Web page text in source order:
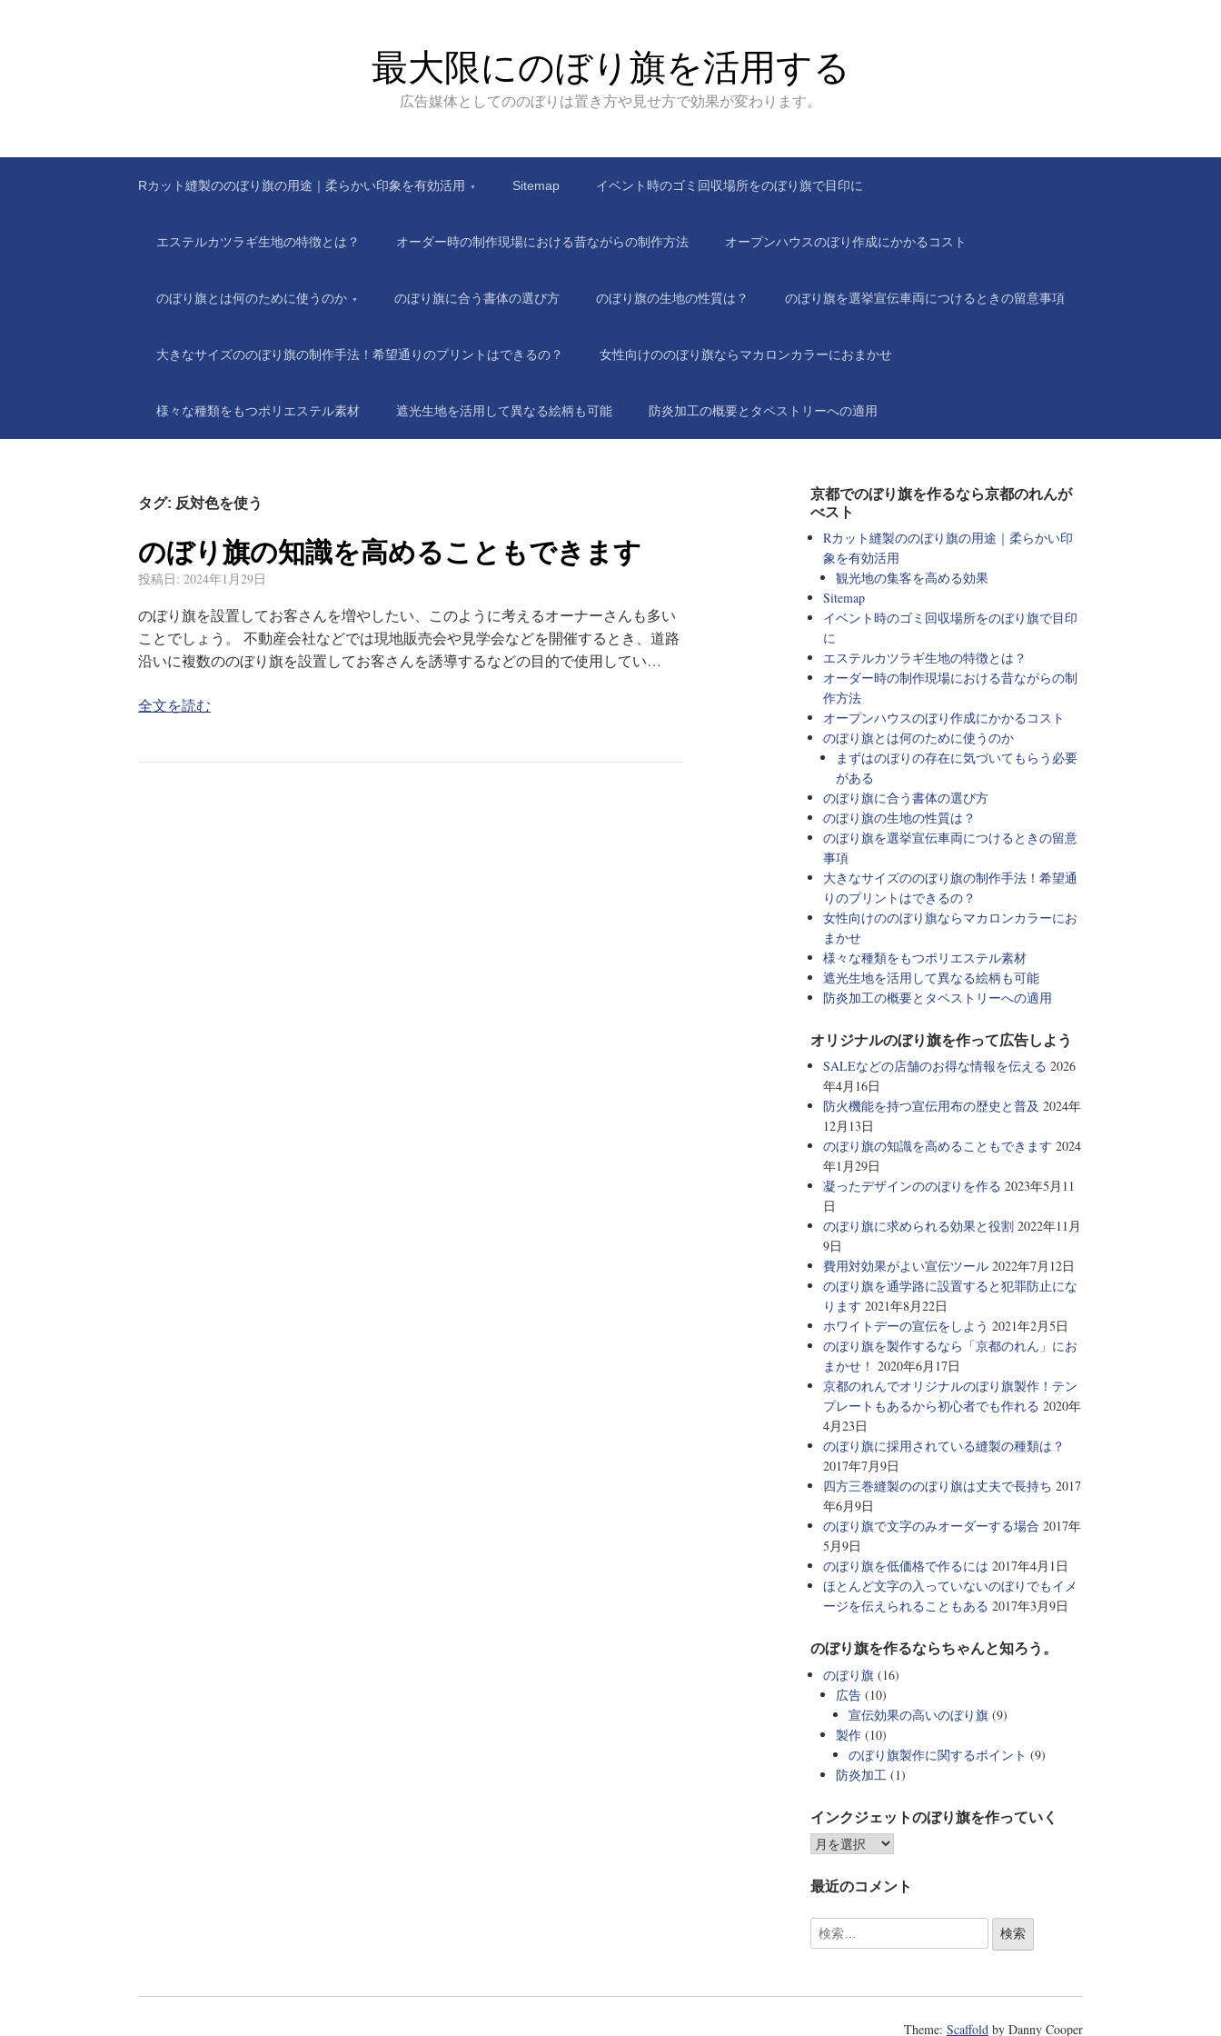
最大限にのぼり旗を活用する
広告媒体としてののぼりは置き方や見せ方で効果が変わります。
Rカット縫製ののぼり旗の用途｜柔らかい印象を有効活用 Sitemap イベント時のゴミ回収場所をのぼり旗で目印に
エステルカツラギ生地の特徴とは？ オーダー時の制作現場における昔ながらの制作方法 オープンハウスのぼり作成にかかるコスト
のぼり旗とは何のために使うのか のぼり旗に合う書体の選び方 のぼり旗の生地の性質は？ のぼり旗を選挙宣伝車両につけるときの留意事項
大きなサイズののぼり旗の制作手法！希望通りのプリントはできるの？ 女性向けののぼり旗ならマカロンカラーにおまかせ
様々な種類をもつポリエステル素材 遮光生地を活用して異なる絵柄も可能 防炎加工の概要とタペストリーへの適用
タグ: 反対色を使う
のぼり旗の知識を高めることもできます
投稿日: 2024年1月29日
のぼり旗を設置してお客さんを増やしたい、このように考えるオーナーさんも多い
ことでしょう。 不動産会社などでは現地販売会や見学会などを開催するとき、道路
沿いに複数ののぼり旗を設置してお客さんを誘導するなどの目的で使用してい…
全文を読む
京都でのぼり旗を作るなら京都のれんが
べスト
Rカット縫製ののぼり旗の用途｜柔らかい印
象を有効活用
観光地の集客を高める効果
Sitemap
イベント時のゴミ回収場所をのぼり旗で目印
に
エステルカツラギ生地の特徴とは？
オーダー時の制作現場における昔ながらの制
作方法
オープンハウスのぼり作成にかかるコスト
のぼり旗とは何のために使うのか
まずはのぼりの存在に気づいてもらう必要
がある
のぼり旗に合う書体の選び方
のぼり旗の生地の性質は？
のぼり旗を選挙宣伝車両につけるときの留意
事項
大きなサイズののぼり旗の制作手法！希望通
りのプリントはできるの？
女性向けののぼり旗ならマカロンカラーにお
まかせ
様々な種類をもつポリエステル素材
遮光生地を活用して異なる絵柄も可能
防炎加工の概要とタペストリーへの適用
オリジナルのぼり旗を作って広告しよう
SALEなどの店舗のお得な情報を伝える 2026
年4月16日
防火機能を持つ宣伝用布の歴史と普及 2024年
12月13日
のぼり旗の知識を高めることもできます 2024
年1月29日
凝ったデザインののぼりを作る 2023年5月11
日
のぼり旗に求められる効果と役割 2022年11月
9日
費用対効果がよい宣伝ツール 2022年7月12日
のぼり旗を通学路に設置すると犯罪防止にな
ります 2021年8月22日
ホワイトデーの宣伝をしよう 2021年2月5日
のぼり旗を製作するなら「京都のれん」にお
まかせ！ 2020年6月17日
京都のれんでオリジナルのぼり旗製作！テン
プレートもあるから初心者でも作れる 2020年
4月23日
のぼり旗に採用されている縫製の種類は？
2017年7月9日
四方三巻縫製ののぼり旗は丈夫で長持ち 2017
年6月9日
のぼり旗で文字のみオーダーする場合 2017年
5月9日
のぼり旗を低価格で作るには 2017年4月1日
ほとんど文字の入っていないのぼりでもイメ
ージを伝えられることもある 2017年3月9日
のぼり旗を作るならちゃんと知ろう。
のぼり旗 (16)
広告 (10)
宣伝効果の高いのぼり旗 (9)
製作 (10)
のぼり旗製作に関するポイント (9)
防炎加工 (1)
インクジェットのぼり旗を作っていく
最近のコメント
Theme: Scaffold by Danny Cooper